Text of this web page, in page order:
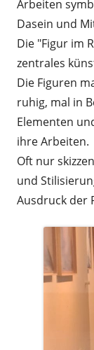
Arbeiten
Dasein und
Die "Figur im
zentrales
Die Figuren
ruhig, mal in
Elementen
ihre Arbeiten.
Oft nur
und
Ausdruck der